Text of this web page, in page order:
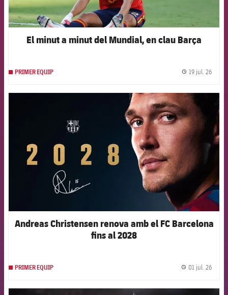
El minut a minut del Mundial, en clau Barça
PRIMER EQUIP 19 jul. 26
FCB Barcelona badge
Andreas Christensen renova amb el FC Barcelona
fins al 2028
PRIMER EQUIP 01 jul. 26